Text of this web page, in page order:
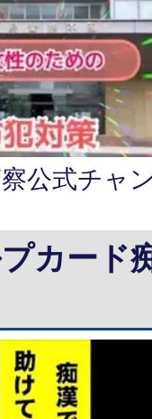
公式チャ
プカード